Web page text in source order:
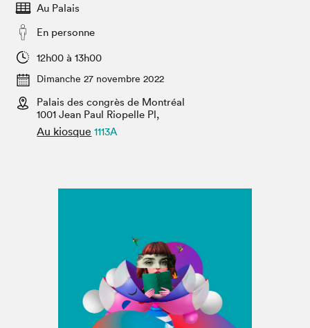
Espace exposant⋅e⋅s
Espace enseignant·e·s
Espace médias
SLM PRO
Salon dans la ville et en ligne
Projets partenaires
Au Palais
En personne
12h00 à 13h00
Dimanche 27 novembre 2022
Palais des congrès de Montréal
1001 Jean Paul Riopelle Pl,
Au kiosque 1113A